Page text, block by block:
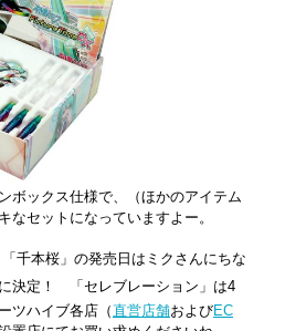
ボックス仕様で、（ほかのアイテム
なセットになっていますよー。
千本桜」の発売日はミクさんにちな
に決定！ 「セレブレーション」は4
ツハイブ各店（直営店舗およびEC